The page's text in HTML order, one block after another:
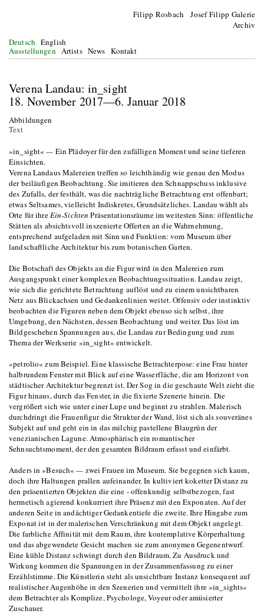
Filipp Rosbach Josef Filipp Galerie
Archiv
Deutsch English
Ausstellungen Artists News Kontakt
Verena Landau: in_sight
18. November 2017—6. Januar 2018
Abbildungen
Text
»in_sight«— Ein Plädoyer für den zufälligen Moment und seine tieferen
Einsichten.
Verena Landaus Malereien treffen so leichthändig wie genau den Modus
der beiläufigen Beobachtung. Sie imitieren den Schnappschuss inklusive
des Zufalls, der festhält, was die nachträgliche Betrachtung erst offenbart;
etwas Seltsames, vielleicht Indiskretes, Grundsätzliches. Landau wählt als
Orte für ihreEin-Sichten Präsentationsräume im weitesten Sinn: öffentliche
Stätten als absichtsvoll inszenierte Offerten an die Wahrnehmung,
entsprechend aufgeladen mit Sinn und Funktion: vom Museum über
landschaftliche Architektur bis zum botanischen Garten.
Die Botschaft des Objekts an die Figur wird in den Malereien zum
Ausgangspunkt einer komplexen Beobachtungssituation. Landau zeigt,
wie sich die gerichtete Betrachtung auflöst und zu einem unsichtbaren
Netz aus Blickachsen und Gedankenlinien weitet. Offensiv oder instinktiv
beobachten die Figuren neben dem Objekt ebenso sich selbst, ihre
Umgebung, den Nächsten, dessen Beobachtung und weiter. Das löst im
Bildgeschehen Spannungen aus, die Landau zur Bedingung und zum
Thema der Werkserie »in_sight« entwickelt.
»petrolio« zum Beispiel. Eine klassische Betrachterpose: eine Frau hinter
halbrundem Fenster mit Blick auf eine Wasserfläche, die am Horizont von
städtischer Architektur begrenzt ist. Der Sog in die geschaute Welt zieht die
Figur hinaus, durch das Fenster, in die fixierte Szenerie hinein. Die
vergrößert sich wie unter einer Lupe und beginnt zu strahlen. Malerisch
durchdringt die Frauenfigur die Struktur der Wand, löst sich als souveränes
Subjekt auf und geht ein in das milchig pastellene Blaugrün der
venezianischen Lagune. Atmosphärisch ein romantischer
Sehnsuchtsmoment, der den gesamten Bildraum erfasst und einfärbt.
Anders in »Besuch«— zwei Frauen im Museum. Sie begegnen sich kaum,
doch ihre Haltungen prallen aufeinander. In kultiviert koketter Distanz zu
den präsentierten Objekten die eine - offenkundig selbstbezogen, fast
hermetisch agierend konkurriert ihre Präsenz mit den Exponaten. Auf der
anderen Seite in andächtiger Gedankentiefe die zweite. Ihre Hingabe zum
Exponat ist in der malerischen Verschränkung mit dem Objekt angelegt.
Die farbliche Affinität mit dem Raum, ihre kontemplative Körperhaltung
und das abgewendete Gesicht machen sie zum anonymen Gegenentwurf.
Eine kühle Distanz schwingt durch den Bildraum. Zu Ausdruck und
Wirkung kommen die Spannungen in der Zusammenfassung zu einer
Erzählstimme. Die Künstlerin steht als unsichtbare Instanz konsequent auf
realistischer Augenhöhe in den Szenerien und vermittelt ihre »in_sights«
dem Betrachter als Komplize, Psychologe, Voyeur oder amüsierter
Zuschauer.